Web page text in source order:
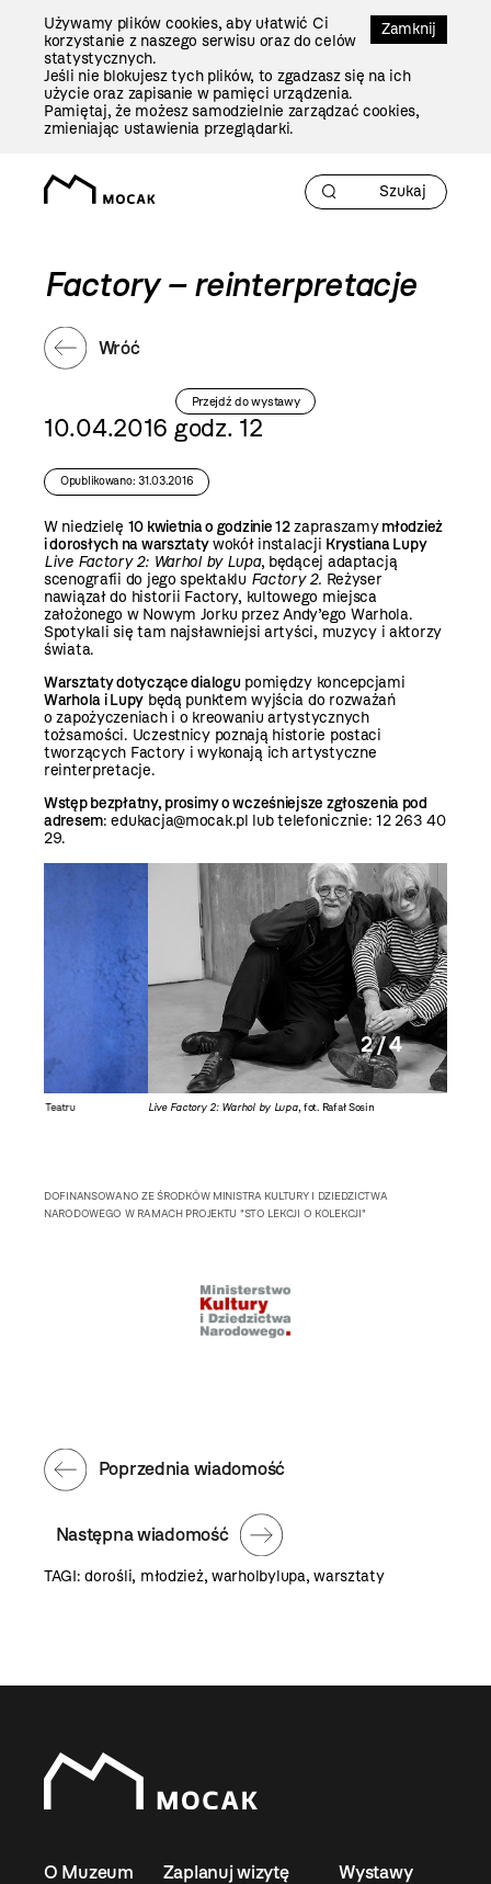
Zamknij
Używamy plików cookies, aby ułatwić Ci
korzystanie z naszego serwisu oraz do celów
statystycznych.
Jeśli nie blokujesz tych plików, to zgadzasz się na ich
użycie oraz zapisanie w pamięci urządzenia.
Pamiętaj, że możesz samodzielnie zarządzać cookies,
zmieniając ustawienia przeglądarki.
Factory – reinterpretacje
Wróć
Przejdź do wystawy
10.04.2016 godz. 12
Opublikowano: 31.03.2016
W niedzielę 10 kwietnia o godzinie 12zapraszamymłodzież
i dorosłych na warsztatywokół instalacji Krystiana Lupy
Live Factory 2: Warhol by Lupa, będącej adaptacją
scenografii do jego spektaklu Factory 2. Reżyser
nawiązał do historii Factory, kultowego miejsca
założonego w Nowym Jorku przez Andy’ego Warhola.
Spotykali się tam najsławniejsi artyści, muzycy i aktorzy
świata.
Warsztaty dotyczące dialogu pomiędzy koncepcjami
Warhola i Lupy będą punktem wyjścia do rozważań
o zapożyczeniach i o kreowaniu artystycznych
tożsamości. Uczestnicy poznają historie postaci
tworzących Factory i wykonają ich artystyczne
reinterpretacje.
Wstęp bezpłatny, prosimy o wcześniejsze zgłoszenia pod
adresem: edukacja@mocak.pl lub telefonicznie: 12 263 40
29.
Live Factory 2: Warhol by Lupa, fot. Rafał Sosin
2 / 4
DOFINANSOWANO ZE ŚRODKÓW MINISTRA KULTURY I DZIEDZICTWA
NARODOWEGO W RAMACH PROJEKTU "STO LEKCJI O KOLEKCJI"
Następna wiadomość
Poprzednia wiadomość
TAGI:dorośli, młodzież,warholbylupa,warsztaty
O Muzeum Zaplanuj wizytę Wystawy